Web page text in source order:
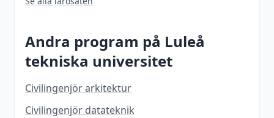
Andra program på Luleå
tekniska universitet
Civilingenjör arkitektur
Civilingenjör datateknik